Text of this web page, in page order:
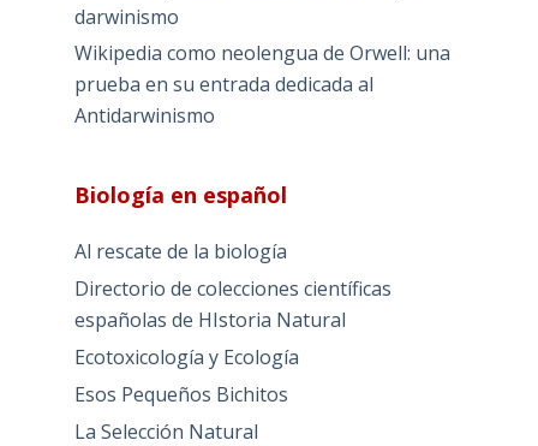
darwinismo
Wikipedia como neolengua de Orwell: una
prueba en su entrada dedicada al
Antidarwinismo
Biología en español
Al rescate de la biología
Directorio de colecciones científicas
españolas de HIstoria Natural
Ecotoxicología y Ecología
Esos Pequeños Bichitos
La Selección Natural